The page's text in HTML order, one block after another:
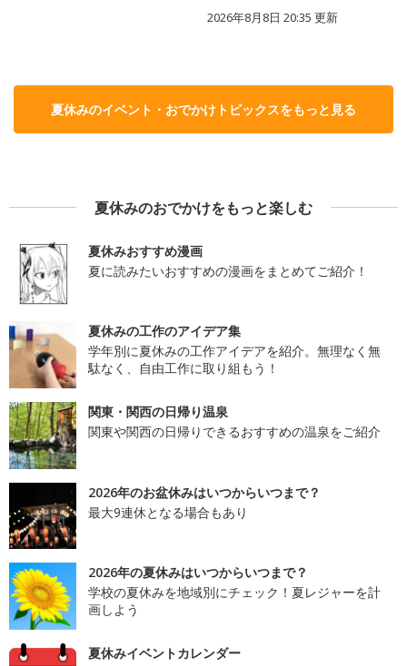
2026年8月8日 20:35 更新
夏休みのイベント・おでかけトピックスをもっと見る
夏休みのおでかけをもっと楽しむ
夏休みおすすめ漫画
夏に読みたいおすすめの漫画をまとめてご紹介！
夏休みの工作のアイデア集
学年別に夏休みの工作アイデアを紹介。無理なく無
駄なく、自由工作に取り組もう！
関東・関西の日帰り温泉
関東や関西の日帰りできるおすすめの温泉をご紹介
2026年のお盆休みはいつからいつまで？
最大9連休となる場合もあり
2026年の夏休みはいつからいつまで？
学校の夏休みを地域別にチェック！夏レジャーを計
画しよう
夏休みイベントカレンダー